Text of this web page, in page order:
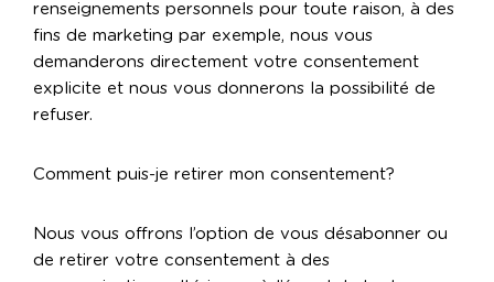
renseignements personnels pour toute raison, à des
fins de marketing par exemple, nous vous
demanderons directement votre consentement
explicite et nous vous donnerons la possibilité de
refuser.
Comment puis-je retirer mon consentement?
Nous vous offrons l’option de vous désabonner ou
de retirer votre consentement à des